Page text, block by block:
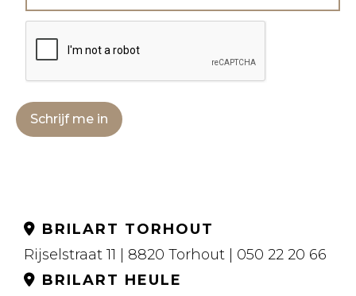
Schrijf me in
BRILART TORHOUT
Rijselstraat 11 | 8820 Torhout | 050 22 20 66
BRILART HEULE